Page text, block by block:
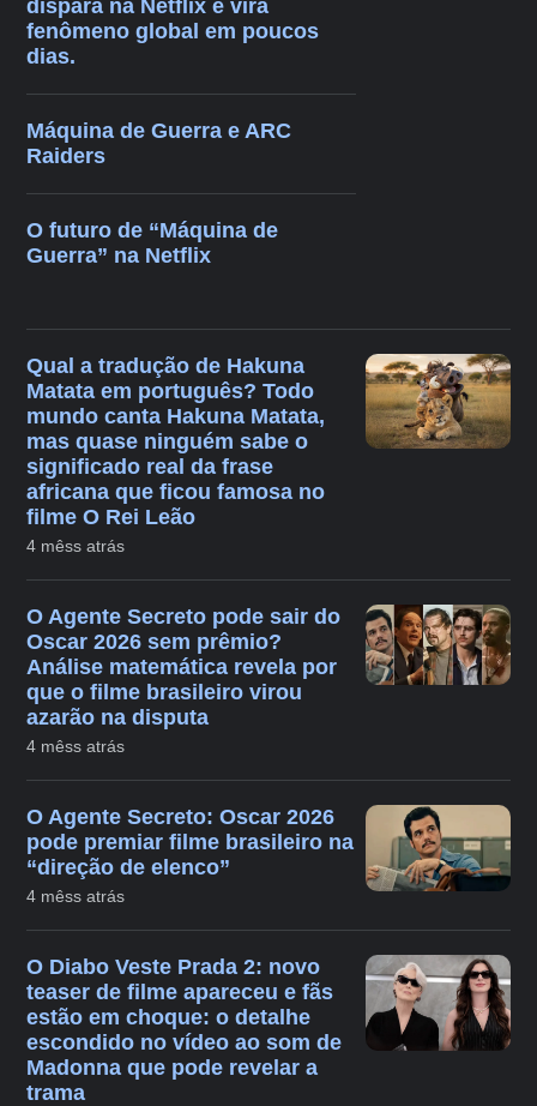
dispara na Netflix e vira
fenômeno global em poucos
dias.
Máquina de Guerra e ARC
Raiders
O futuro de “Máquina de
Guerra” na Netflix
Qual a tradução de Hakuna
Matata em português? Todo
mundo canta Hakuna Matata,
mas quase ninguém sabe o
significado real da frase
africana que ficou famosa no
filme O Rei Leão
4 mêss atrás
O Agente Secreto pode sair do
Oscar 2026 sem prêmio?
Análise matemática revela por
que o filme brasileiro virou
azarão na disputa
4 mêss atrás
O Agente Secreto: Oscar 2026
pode premiar filme brasileiro na
“direção de elenco”
4 mêss atrás
O Diabo Veste Prada 2: novo
teaser de filme apareceu e fãs
estão em choque: o detalhe
escondido no vídeo ao som de
Madonna que pode revelar a
trama